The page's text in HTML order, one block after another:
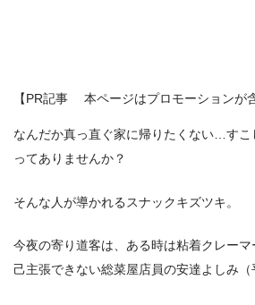
【PR記事 本ページはプロモーションが
なんだか真っ直ぐ家に帰りたくない…すこ
ってありませんか？
そんな人が導かれるスナックキズツキ。
今夜の寄り道客は、ある時は粘着クレー
己主張できない総菜屋店員の安達よしみ（